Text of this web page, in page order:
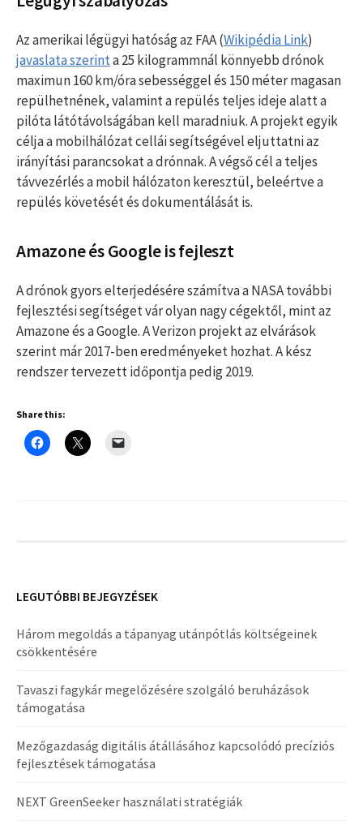
Az amerikai légügyi hatóság az FAA (Wikipédia Link)
javaslata szerinta 25 kilogrammnál könnyebb drónok
maximun 160 km/óra sebességgel és 150 méter magasan
repülhetnének, valamint a repülés teljes ideje alatt a
pilóta látótávolságában kell maradniuk. A projekt egyik
célja a mobilhálózat cellái segítségével eljuttatni az
irányítási parancsokat a drónnak. A végső cél a teljes
távvezérlés a mobil hálózaton keresztül, beleértve a
repülés követését és dokumentálását is.
Amazone és Google is fejleszt
A drónok gyors elterjedésére számítva a NASA további
fejlesztési segítséget vár olyan nagy cégektől, mint az
Amazone és a Google. A Verizon projekt az elvárások
szerint már 2017-ben eredményeket hozhat. A kész
rendszer tervezett időpontja pedig 2019.
Share this:
LEGUTÓBBI BEJEGYZÉSEK
Három megoldás a tápanyag utánpótlás költségeinek
csökkentésére
Tavaszi fagykár megelőzésére szolgáló beruházások
támogatása
Mezőgazdaság digitális átállásához kapcsolódó precíziós
fejlesztések támogatása
NEXT GreenSeeker használati stratégiák